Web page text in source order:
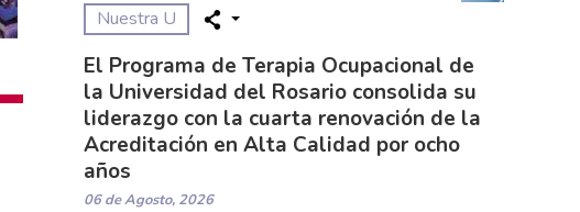
Nuestra U
El Programa de Terapia Ocupacional de
la Universidad del Rosario consolida su
liderazgo con la cuarta renovación de la
Acreditación en Alta Calidad por ocho
años
06 de Agosto, 2026